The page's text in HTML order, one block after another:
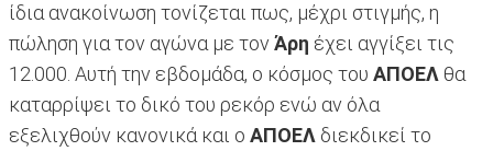
ίδια ανακοίνωση τονίζεται πως, μέχρι στιγμής, η
πώληση για τον αγώνα με τονΆρη έχει αγγίξει τις
12.000. Αυτή την εβδομάδα, ο κόσμος του ΑΠΟΕΛ θα
καταρρίψει το δικό του ρεκόρ ενώ αν όλα
εξελιχθούν κανονικά και ο ΑΠΟΕΛ διεκδικεί το